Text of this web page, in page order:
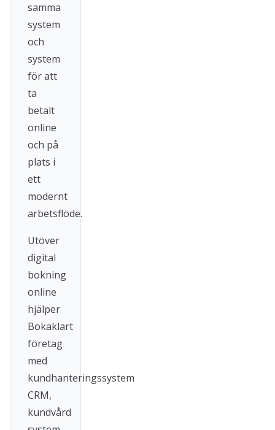
samma
system
och
system
för att
ta
betalt
online
och på
plats i
ett
modernt
arbetsflöde.
Utöver
digital
bokning
online
hjälper
Bokaklart
företag
med
kundhanteringssystem
CRM,
kundvård